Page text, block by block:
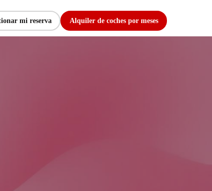
mi reserva Alquiler de coches por meses